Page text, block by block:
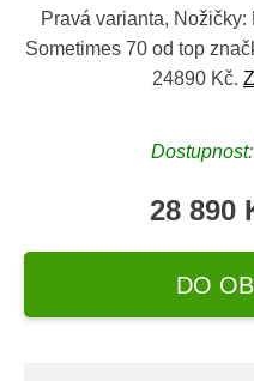
Pravá varianta,
Sometimes 70 od top
24890 Kč.
28 890
DO